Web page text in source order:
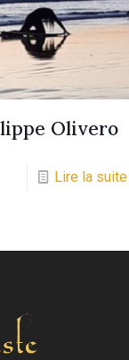
Olivero
Lire la suite